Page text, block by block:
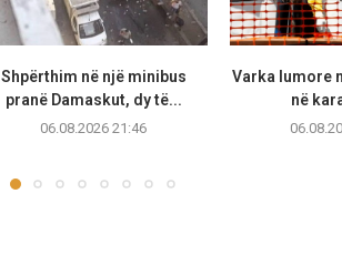
Shpërthim në një minibus
pranë Damaskut, dy të...
06.08.2026 21:46
Varka lumore
në